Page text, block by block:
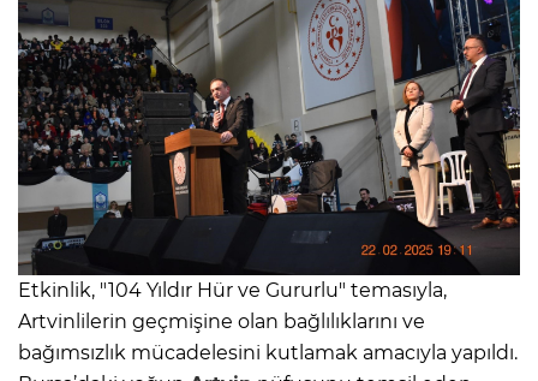
Etkinlik, "104 Yıldır Hür ve Gururlu" temasıyla,
Artvinlilerin geçmişine olan bağlılıklarını ve
bağımsızlık mücadelesini kutlamak amacıyla yapıldı.